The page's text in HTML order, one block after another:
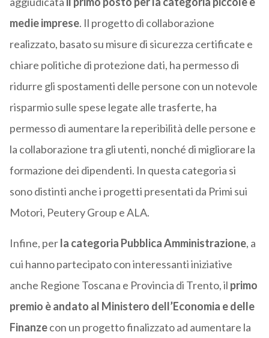
medie imprese. Il progetto di collaborazione
realizzato, basato su misure di sicurezza certificate e
chiare politiche di protezione dati, ha permesso di
ridurre gli spostamenti delle persone con un notevole
risparmio sulle spese legate alle trasferte, ha
permesso di aumentare la reperibilità delle persone e
la collaborazione tra gli utenti, nonché di migliorare la
formazione dei dipendenti. In questa categoria si
sono distinti anche i progetti presentati da Primi sui
Motori, Peutery Group e ALA.
Infine, perla categoria Pubblica Amministrazione, a
cui hanno partecipato con interessanti iniziative
anche Regione Toscana e Provincia di Trento, il primo
premio è andato al Ministero dell’Economia e delle
Finanzecon un progetto finalizzato ad aumentare la